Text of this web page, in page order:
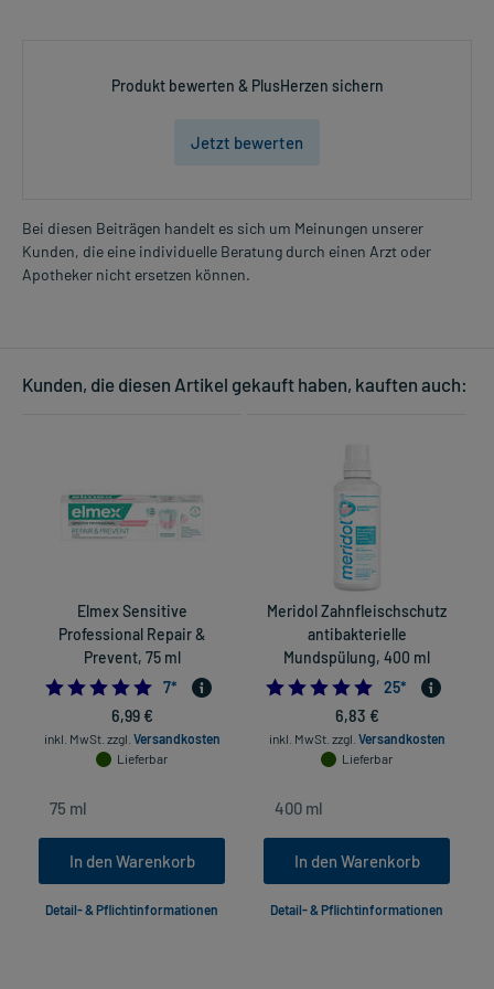
Produkt bewerten & PlusHerzen sichern
Jetzt bewerten
Bei diesen Beiträgen handelt es sich um Meinungen unserer
Kunden, die eine individuelle Beratung durch einen Arzt oder
Apotheker nicht ersetzen können.
Kunden, die diesen Artikel gekauft haben, kauften auch:
Elmex Sensitive
Professional Repair &
Prevent, 75 ml
5.0
7*
6,99 €
inkl. MwSt. zzgl. Versandkosten
Lieferbar
In den Warenkorb
Detail- & Pflichtinformationen
Meridol Zahnfleischschutz
antibakterielle
Mundspülung, 400 ml
4.96
25*
6,83 €
inkl. MwSt. zzgl. Versandkosten
Lieferbar
In den Warenkorb
Detail- & Pflichtinformationen